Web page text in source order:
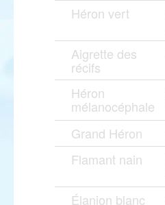
Héron vert
Aigrette des
récifs
Héron
mélanocéphale
Grand Héron
Flamant nain
Élanion blanc